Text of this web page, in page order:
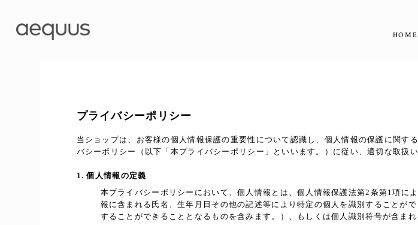
HOME
プライバシーポリシー
当ショップは、お客様の個人情報保護の重要性について認識し、個人情報の保護に関
バシーポリシー（以下「本プライバシーポリシー」といいます。）に従い、適切な取扱
1. 個人情報の定義
本プライバシーポリシーにおいて、個人情報とは、個人情報保護法第2条第1項
報に含まれる氏名、生年月日その他の記述等により特定の個人を識別することが
することができることとなるものを含みます。）、もしくは個人識別符号が含ま